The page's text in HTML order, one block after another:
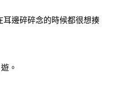
邊碎碎念的時候都很想揍
。